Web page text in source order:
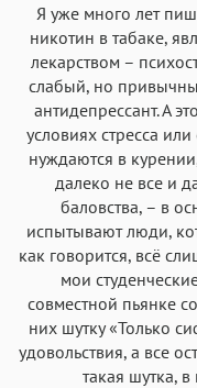
Я уже много лет
никотин в табаке,
лекарством –
слабый, но
антидепрессант. А
условиях стресса
нуждаются в
далеко не все и
баловства, – в
испытывают люди,
как говорится, всё
мои
совместной пьянке
них шутку «Только
удовольствия, а все
такая шутка,